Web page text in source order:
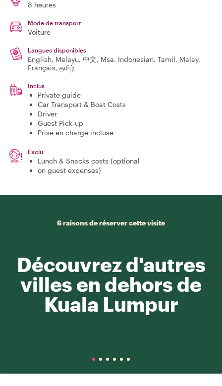
8 heures
Mode de transport
Voiture
Langues disponibles
English, Melayu, 中文, Msa, Indonesian, Tamil, Malay,
Français, தமிழ்
Inclus
Private guide
Car Transport & Boat Costs
Driver
Guest Pick-up
Prise en charge incluse
Exclu
Lunch & Snacks costs (optional
on guest expenses)
6 raisons de réserver cette visite
Découvrez d'autres
villes en dehors de
Kuala Lumpur